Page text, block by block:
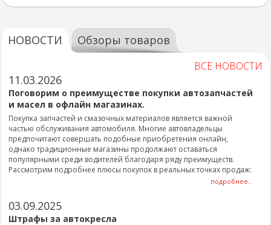
НОВОСТИ Обзоры товаров
ВСЕ НОВОСТИ
11.03.2026
Поговорим о преимуществе покупки автозапчастей
и масел в офлайн магазинах.
Покупка запчастей и смазочных материалов является важной
частью обслуживания автомобиля. Многие автовладельцы
предпочитают совершать подобные приобретения онлайн,
однако традиционные магазины продолжают оставаться
популярными среди водителей благодаря ряду преимуществ.
Рассмотрим подробнее плюсы покупок в реальных точках продаж:
подробнее...
03.09.2025
Штрафы за автокресла